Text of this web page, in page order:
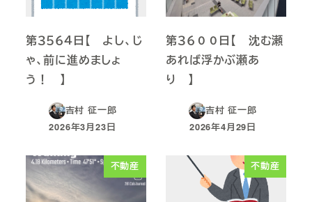
第３５６４日【 よし、じ
ゃ、前に進めましょ
う！ 】
吉村 征一郎
投稿日
2026年3月23日
第３６００日【 沈む瀬
あれば浮かぶ瀬あ
り 】
吉村 征一郎
投稿日
2026年4月29日
不動産 不動産